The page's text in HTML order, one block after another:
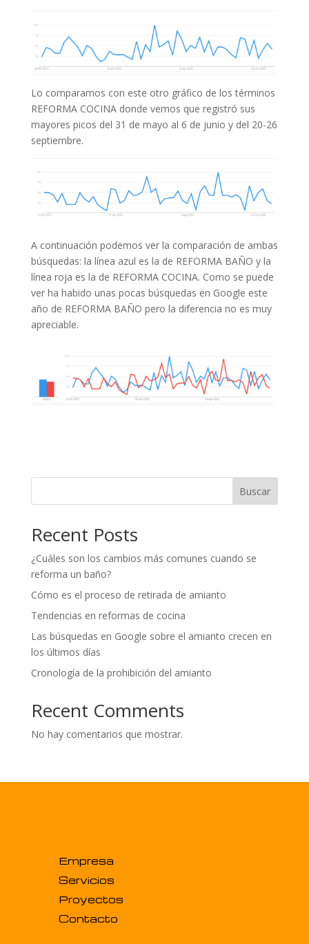
Lo comparamos con este otro gráfico de los términos
REFORMA COCINA donde vemos que registró sus
mayores picos del 31 de mayo al 6 de junio y del 20-26
septiembre.
A continuación podemos ver la comparación de ambas
búsquedas: la línea azul es la de REFORMA BAÑO y la
línea roja es la de REFORMA COCINA. Como se puede
ver ha habido unas pocas búsquedas en Google este
año de REFORMA BAÑO pero la diferencia no es muy
apreciable.
Buscar
Recent Posts
¿Cuáles son los cambios más comunes cuando se
reforma un baño?
Cómo es el proceso de retirada de amianto
Tendencias en reformas de cocina
Las búsquedas en Google sobre el amianto crecen en
los últimos días
Cronología de la prohibición del amianto
Recent Comments
No hay comentarios que mostrar.
Empresa
Servicios
Proyectos
Contacto